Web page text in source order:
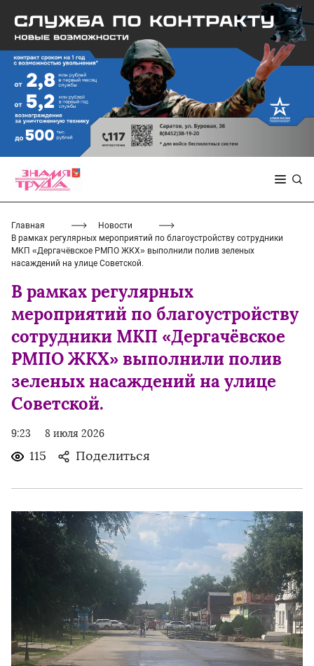
Главная
Новости
В рамках регулярных мероприятий по благоустройству сотрудники
МКП «Дергачёвское РМПО ЖКХ» выполнили полив зеленых
насаждений на улице Советской.
В рамках регулярных
мероприятий по благоустройству
сотрудники МКП «Дергачёвское
РМПО ЖКХ» выполнили полив
зеленых насаждений на улице
Советской.
9:23 8 июля 2026
115 Поделиться